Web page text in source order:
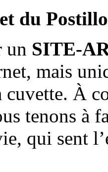
du
un SITE-
mais
cuvette. À
tenons à
qui sent